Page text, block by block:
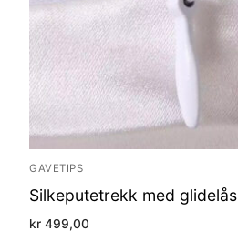
GAVETIPS
Silkeputetrekk med glidelås
kr 499,00